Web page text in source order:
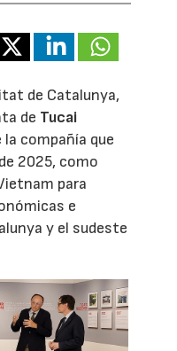
de Catalunya,
de Tucai
compañía que
2025, como
para
e
y el sudeste